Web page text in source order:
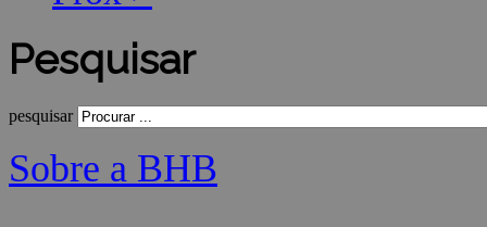
Pesquisar
pesquisar
Sobre a BHB